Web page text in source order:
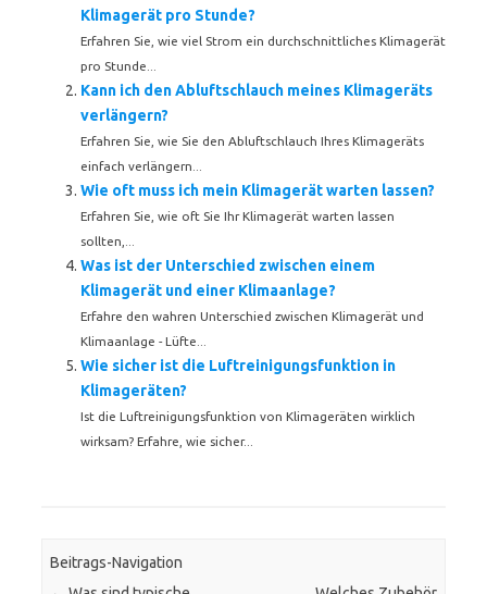
Klimagerät pro Stunde?
Erfahren Sie, wie viel Strom ein durchschnittliches Klimagerät
pro Stunde...
Kann ich den Abluftschlauch meines Klimageräts
verlängern?
Erfahren Sie, wie Sie den Abluftschlauch Ihres Klimageräts
einfach verlängern...
Wie oft muss ich mein Klimagerät warten lassen?
Erfahren Sie, wie oft Sie Ihr Klimagerät warten lassen
sollten,...
Was ist der Unterschied zwischen einem
Klimagerät und einer Klimaanlage?
Erfahre den wahren Unterschied zwischen Klimagerät und
Klimaanlage - Lüfte...
Wie sicher ist die Luftreinigungsfunktion in
Klimageräten?
Ist die Luftreinigungsfunktion von Klimageräten wirklich
wirksam? Erfahre, wie sicher...
Beitrags-Navigation